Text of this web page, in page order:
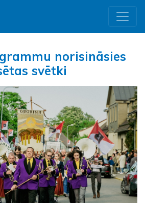
norisināsies
svētki